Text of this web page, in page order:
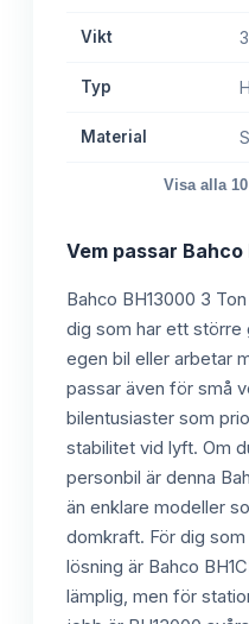
Vikt
Typ
Material
Visa alla 10
Vem passar Bahco
Bahco BH13000 3
dig som har ett större
egen bil eller arbetar
passar även för små
bilentusiaster som
stabilitet vid lyft. Om
personbil är denna
än enklare modeller
domkraft. För dig
lösning är Bahco
lämplig, men för